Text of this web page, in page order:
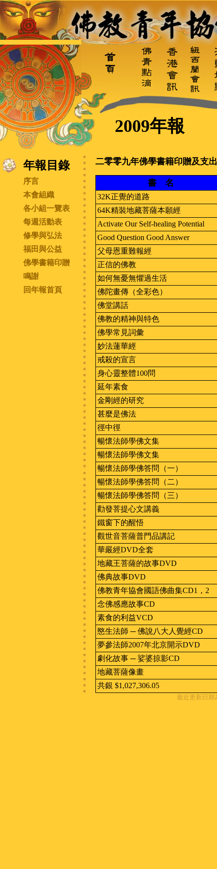
2009年報
年報目錄
序言
本會組織
各小組一覽表
每週活動表
修學與弘法
福田與公益
佛學書籍印贈
鳴謝
回年報首頁
二零零九年佛學書籍印贈及支出
書 名
32K正覺的道路
64K精裝地藏菩薩本願經
Activate Our Self-healing Potential
Good Question Good Answer
父母恩重難報經
正信的佛教
如何無憂無懼過生活
佛陀畫傳（全彩色）
佛堂講話
佛教的精神與特色
佛學常見詞彙
妙法蓮華經
戒殺的宣言
身心靈整體100問
延年素食
金剛經的研究
甚麼是佛法
徑中徑
暢懷法師學佛文集
暢懷法師學佛文集
暢懷法師學佛答問（一）
暢懷法師學佛答問（二）
暢懷法師學佛答問（三）
勸發菩提心文講義
鐵窗下的醒悟
觀世音菩薩普門品講記
華嚴經DVD全套
地藏王菩薩的故事DVD
佛典故事DVD
佛教青年協會國語佛曲集CD1，2
念佛感應故事CD
素食的利益VCD
愍生法師 ─ 佛說八大人覺經CD
夢參法師2007年北京開示DVD
劇化故事 ─ 娑婆掠影CD
地藏菩薩像畫
共銀 $1,027,306.05
最近更新日